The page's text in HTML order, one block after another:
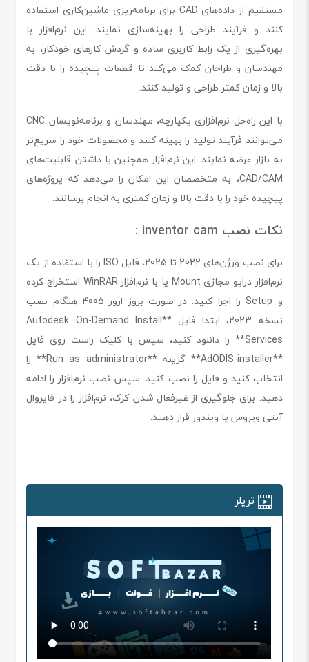
مستقیم از داده‌های CAD برای برنامه‌ریزی ماشین‌کاری استفاده
کنند و فرآیند طراحی را بهینه‌سازی نمایند. این نرم‌افزار با
بهره‌گیری از یک رابط کاربری ساده و گردش کارهای خودکار، به
مهندسان و طراحان کمک می‌کند تا قطعات پیچیده را با دقت
بالا و زمان کمتر طراحی و تولید کنند.
با این راه‌حل نرم‌افزاری یکپارچه، مهندسان و برنامه‌نویسان CNC
می‌توانند فرآیند تولید را بهینه کنند و محصولات خود را سریع‌تر
به بازار عرضه نمایند. این نرم‌افزار همچنین با داشتن قابلیت‌های
CAD/CAM، به متخصصان این امکان را می‌دهد که پروژه‌های
پیچیده خود را با دقت بالا و زمان کمتری به انجام برسانند.
نکات نصب inventor cam :
برای نصب ورژن‌های 2022 تا 2025، فایل ISO را با استفاده از یک
نرم‌افزار درایو مجازی Mount یا با نرم‌افزار WinRAR استخراج کرده
و Setup را اجرا کنید. در صورت بروز ارور 4005 هنگام نصب
نسخه 2023، ابتدا فایل **Autodesk On-Demand Install
Services** را دانلود کنید، سپس با کلیک راست روی فایل
**AdODIS-installer** گزینه **Run as administrator** را
انتخاب کنید و فایل را نصب کنید. سپس نصب نرم‌افزار را ادامه
دهید. برای جلوگیری از غیرفعال شدن کرک، نرم‌افزار را در فایروال
آنتی ویروس یا ویندوز قرار دهید.
تریلر